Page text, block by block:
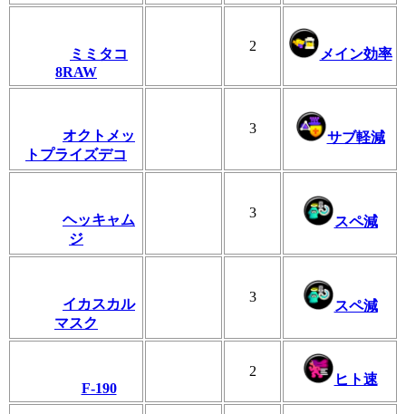
ミミタコ
8RAW
2
メイン効率
オクトメッ
トプライズデコ
3
サブ軽減
ヘッキャム
ジ
3
スペ減
イカスカル
マスク
3
スペ減
F-190
2
ヒト速